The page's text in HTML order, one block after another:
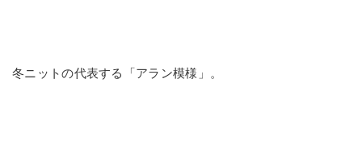
冬ニットの代表する「アラン模様」。